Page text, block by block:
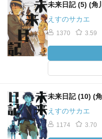
未来日記 (5) (角
えすのサカエ
1370 3.59
未来日記 (10) (
えすのサカエ
1174 3.70